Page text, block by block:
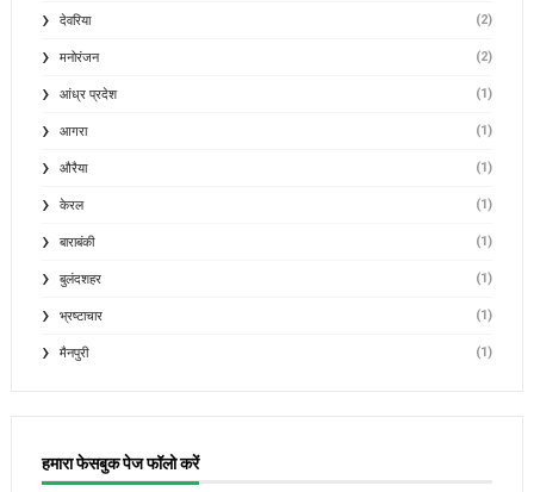
देवरिया (2)
मनोरंजन (2)
आंध्र प्रदेश (1)
आगरा (1)
औरैया (1)
केरल (1)
बाराबंकी (1)
बुलंदशहर (1)
भ्रष्टाचार (1)
मैनपुरी (1)
हमारा फेसबुक पेज फॉलो करें